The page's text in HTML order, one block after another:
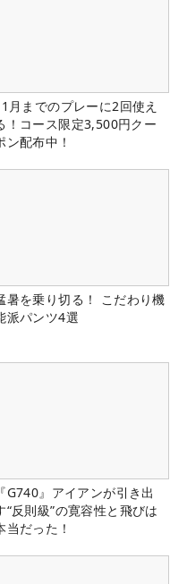
月までのプレーに2回使え
！コース限定3,500円クー
ン配布中！
暑を乗り切る！ こだわり機
派パンツ4選
『G740』アイアンが引き出
“反則級”の寛容性と飛びは
当だった！